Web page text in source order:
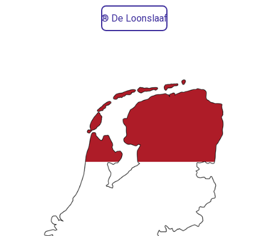
® De Loonslaaf